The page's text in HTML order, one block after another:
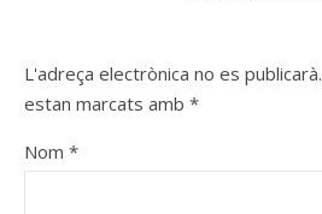
L'adreça electrònica no es publicarà.
estan marcats amb *
Nom *